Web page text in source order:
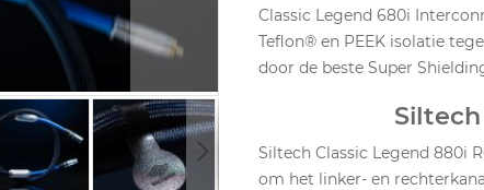
Classic Legend 680i
Teflon® en PEEK isolatie
door de beste Super
Siltech Classic Legend 880i
om het linker- en